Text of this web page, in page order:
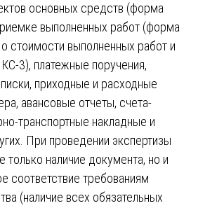
основных средств (форма
выполненных работ (форма
стоимости выполненных работ и
3), платежные поручения,
приходные и расходные
авансовые отчеты, счета-
транспортные накладные и
При проведении экспертизы
только наличие документа, но и
соответствие требованиям
(наличие всех обязательных